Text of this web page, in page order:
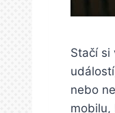
Stačí si
nebo
mobilu,